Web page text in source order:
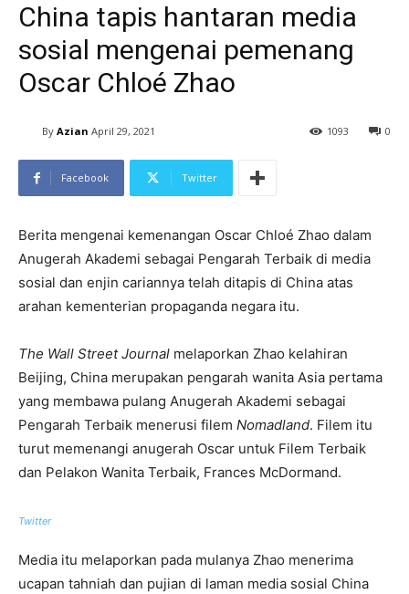
China tapis hantaran media
sosial mengenai pemenang
Oscar Chloé Zhao
By Azian April 29, 2021 0
1093
Facebook Twitter
Berita mengenai kemenangan Oscar Chloé Zhao dalam
Anugerah Akademi sebagai Pengarah Terbaik di media
sosial dan enjin cariannya telah ditapis di China atas
arahan kementerian propaganda negara itu.
The Wall Street Journal melaporkan Zhao kelahiran
Beijing, China merupakan pengarah wanita Asia pertama
yang membawa pulang Anugerah Akademi sebagai
Pengarah Terbaik menerusi filem Nomadland. Filem itu
turut memenangi anugerah Oscar untuk Filem Terbaik
dan Pelakon Wanita Terbaik, Frances McDormand.
Twitter
Media itu melaporkan pada mulanya Zhao menerima
ucapan tahniah dan pujian di laman media sosial China